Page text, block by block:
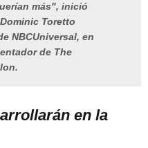
más", inició
Toretto
NBCUniversal, en
de The
en la